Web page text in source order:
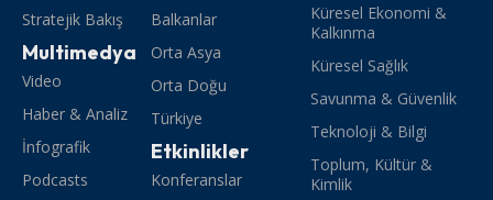
Stratejik Bakış
Multimedya
Video
Haber & Analiz
İnfografik
Podcasts
Balkanlar
Orta Asya
Orta Doğu
Türkiye
Etkinlikler
Konferanslar
Küresel Ekonomi &
Kalkınma
Küresel Sağlık
Savunma & Güvenlik
Teknoloji & Bilgi
Toplum, Kültür &
Kimlik